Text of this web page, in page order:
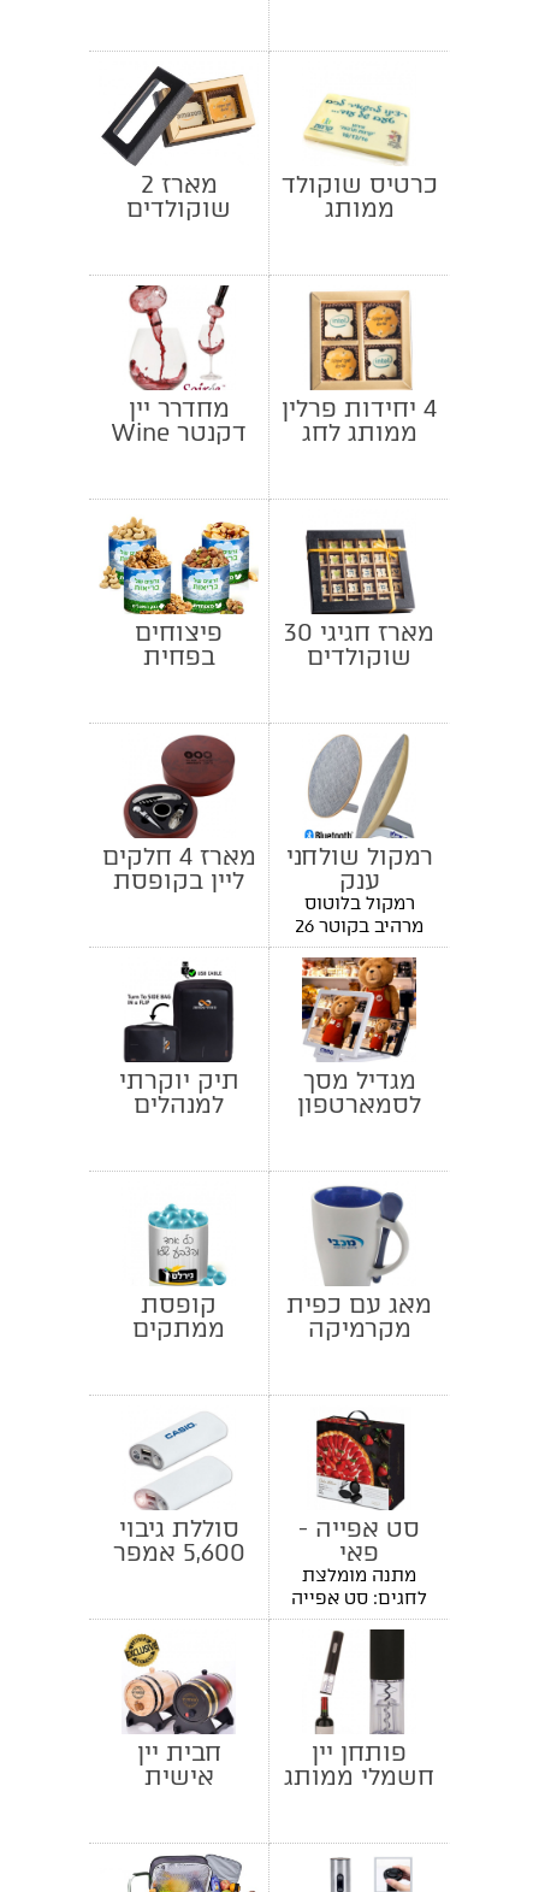
כרטיס שוקולד
ממותג
מארז 2
שוקולדים
4 יחידות פרלין
ממותג לחג
מחדרר יין
דקנטר Wine
מארז חגיגי 30
שוקולדים
פיצוחים
בפחית
רמקול שולחני
ענק
רמקול בלוטוס
מרהיב בקוטר 26
ס"מ
מארז 4 חלקים
ליין בקופסת
מגדיל מסך
לסמארטפון
תיק יוקרתי
למנהלים
מאג עם כפית
מקרמיקה
קופסת
ממתקים
סט אפייה -
פאי
מתנה מומלצת
לחגים: סט אפייה
מטריף ומיוחד
סוללת גיבוי
5,600 אמפר
פותחן יין
חשמלי ממותג
חבית יין
אישית